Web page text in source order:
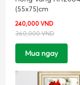
(55x75)cm
240,000 VND
360,000 VND
Mua ngay